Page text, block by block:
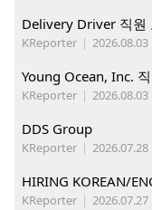
Delivery Driver 직원
KReporter | 2026.08.03
KReporter | 2026.08.03
DDS Group
KReporter | 2026.07.28
KReporter | 2026.07.27